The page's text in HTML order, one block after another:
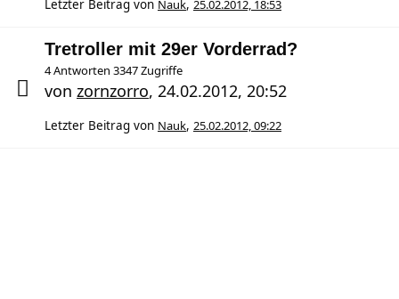
Letzter Beitrag von Nauk, 25.02.2012, 18:53
Tretroller mit 29er Vorderrad?
4 Antworten 3347 Zugriffe
von zornzorro, 24.02.2012, 20:52
Letzter Beitrag von Nauk, 25.02.2012, 09:22